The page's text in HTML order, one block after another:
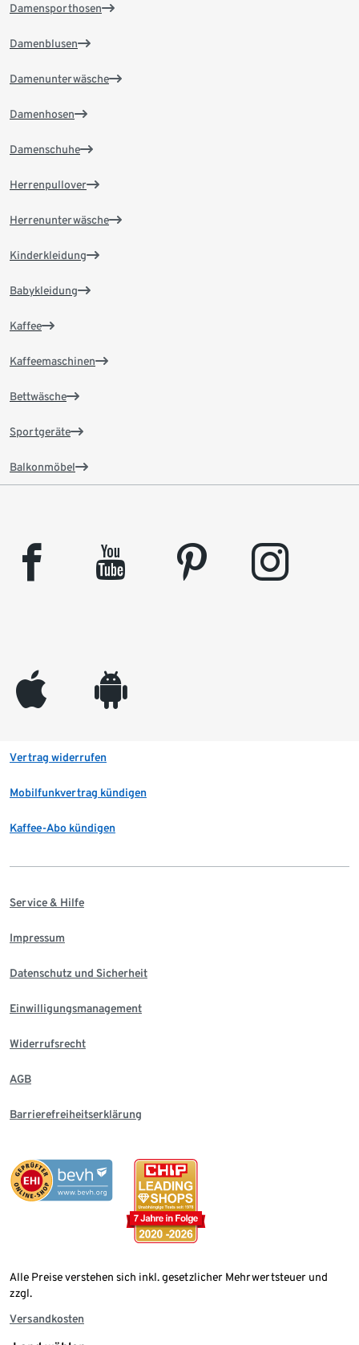
Damensporthosen
Damenblusen
Damenunterwäsche
Damenhosen
Damenschuhe
Herrenpullover
Herrenunterwäsche
Kinderkleidung
Babykleidung
Kaffee
Kaffeemaschinen
Bettwäsche
Sportgeräte
Balkonmöbel
facebook youtube pinterest instagram
appleinc android
Vertrag widerrufen
Mobilfunkvertrag kündigen
Kaffee-Abo kündigen
Service & Hilfe
Impressum
Datenschutz und Sicherheit
Einwilligungsmanagement
Widerrufsrecht
AGB
Barrierefreiheitserklärung
Alle Preise verstehen sich inkl. gesetzlicher Mehrwertsteuer und
zzgl.
Versandkosten